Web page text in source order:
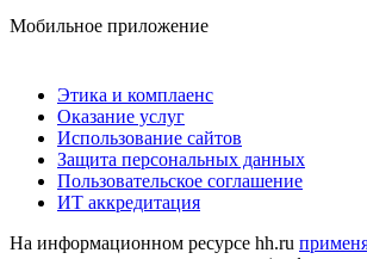
Мобильное приложение
Этика и комплаенс
Оказание услуг
Использование сайтов
Защита персональных данных
Пользовательское соглашение
ИТ аккредитация
На информационном ресурсе hh.ru